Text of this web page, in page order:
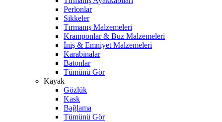
Perlonlar
Sikkeler
Tırmanış Malzemeleri
Kramponlar & Buz Malzemeleri
İniş & Emniyet Malzemeleri
Karabinalar
Batonlar
Tümünü Gör
Kayak
Gözlük
Kask
Bağlama
Tümünü Gör